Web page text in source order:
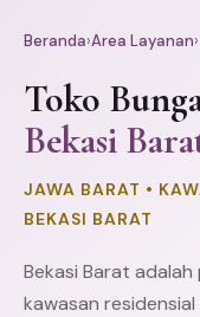
Beranda›Area Layanan›
Toko
Bekasi
JAWA BARAT •
BEKASI BARAT
Bekasi Barat adalah
kawasan